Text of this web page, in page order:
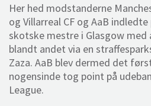
Her hed modstanderne
og Villarreal CF og AaB
skotske mestre i Glasgow
blandt andet via en
Zaza. AaB blev dermed det
nogensinde tog point på
League.